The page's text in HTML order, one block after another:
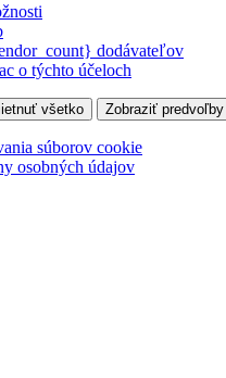
dodávateľov
o týchto účeloch
všetko Zobraziť predvoľby
súborov cookie
osobných údajov